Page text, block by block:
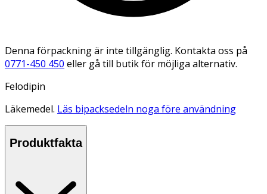
Denna förpackning är inte tillgänglig. Kontakta oss på
0771-450 450 eller gå till butik för möjliga alternativ.
Felodipin
Läkemedel. Läs bipacksedeln noga före användning
Produktfakta